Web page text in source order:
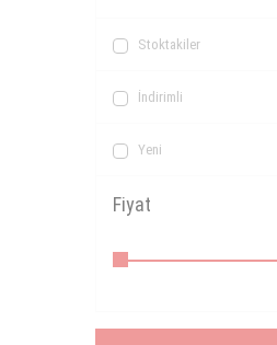
Stoktakiler
İndirimli
Yeni
Fiyat